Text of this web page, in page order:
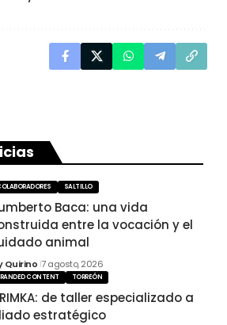
SALTILLO
Baca: una vida
entre la vocación y el
animal
Quirino 7 agosto, 2026
CONTENT TORREÓN
de taller especializado a
estratégico